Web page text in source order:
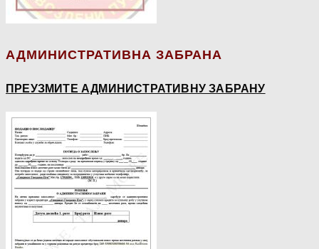
АДМИНИСТРАТИВНА ЗАБРАНА
ПРЕУЗМИТЕ АДМИНИСТРАТИВНУ ЗАБРАНУ